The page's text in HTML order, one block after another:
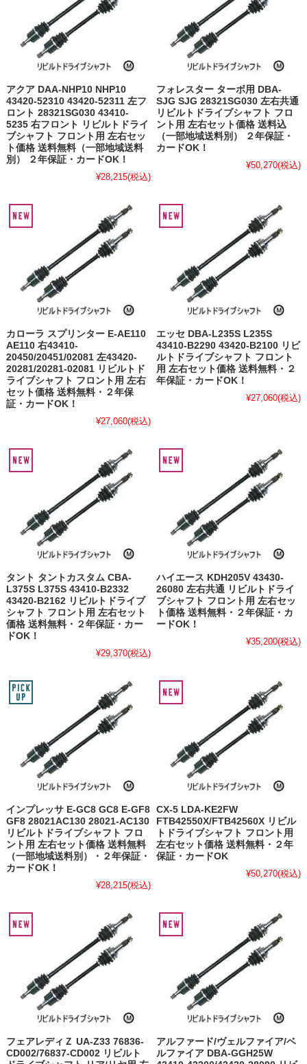
アクア DAA-NHP10 NHP10
43420-52310 43420-52311 左フ
ロント 28321SG030 43410-
5235 右フロント リビルトドライ
ブシャフト フロント用 左右セッ
ト価格 送料無料（一部地域送料
別） ２年保証・カードOK！
¥28,215(税込)
フォレスター ターボ用 DBA-
SJG SJG 28321SG030 左右共通
リビルトドライブシャフト フロ
ント用 左右セット価格 送料込
（一部地域送料別） ２年保証・
カードOK！
¥50,270(税込)
カローラ スプリンター E-AE110
AE110 右43410-
20450/20451/02081 左43420-
20281/20281-02081 リビルトド
ライブシャフト フロント用 左右
セット価格 送料無料・２年保
証・カードOK！
¥27,060(税込)
エッセ DBA-L235S L235S
43410-B2290 43420-B2100 リビ
ルトドライブシャフト フロント
用 左右セット価格 送料無料・２
年保証・カードOK！
¥27,060(税込)
タント タントカスタム CBA-
L375S L375S 43410-B2332
43420-B2162 リビルトドライブ
シャフト フロント用 左右セット
価格 送料無料・２年保証・カー
ドOK！
¥29,370(税込)
ハイエース KDH205V 43430-
26080 左右共通 リビルトドライ
ブシャフト フロント用 左右セッ
ト価格 送料無料・２年保証・カ
ードOK！
¥35,200(税込)
インプレッサ E-GC8 GC8 E-GF8
GF8 28021AC130 28021-AC130
リビルトドライブシャフト フロ
ント用 左右セット価格 送料無料
（一部地域送料別）・２年保証・
カードOK！
¥28,215(税込)
CX-5 LDA-KE2FW
FTB42550X/FTB42560X リビル
トドライブシャフト フロント用
左右セット価格 送料無料・２年
保証・カードOK
¥50,270(税込)
フェアレディＺ UA-Z33 76836-
CD002/76837-CD002 リビルト
アルファード/ヴェルファイア/ベ
ルファイア DBA-GGH25W